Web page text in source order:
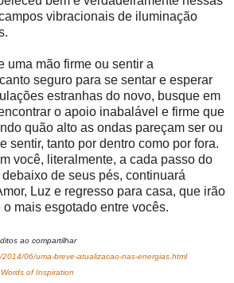
vibracionais de iluminação
uma mão firme ou sentir a
seguro para se sentar e esperar
estranhas do novo, busque em
o apoio inabalável e firme que
quão alto as ondas pareçam ser ou
sentir, tanto por dentro como por fora.
você, literalmente, a cada passo do
de seus pés, continuará
Luz e regresso para casa, que irão
mais esgotado entre vocês.
ao compartilhar
06/uma-breve-atualizacao-nas-energias.html
of Inspiration